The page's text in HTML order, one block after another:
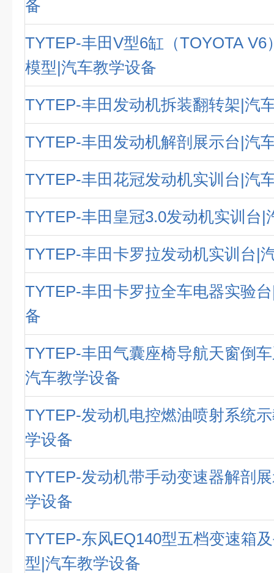
备
TYTEP-丰田V型6缸（TOYOTA V6
模型|汽车教学设备
TYTEP-丰田发动机拆装翻转架|汽
TYTEP-丰田发动机解剖展示台|汽
TYTEP-丰田花冠发动机实训台|汽
TYTEP-丰田皇冠3.0发动机实训台|
TYTEP-丰田卡罗拉发动机实训台|
TYTEP-丰田卡罗拉全车电器实验
备
TYTEP-丰田气囊座椅导航天窗倒
汽车教学设备
TYTEP-发动机电控燃油喷射系统
学设备
TYTEP-发动机带手动变速器解剖
学设备
TYTEP-东风EQ140型五档变速箱
型|汽车教学设备